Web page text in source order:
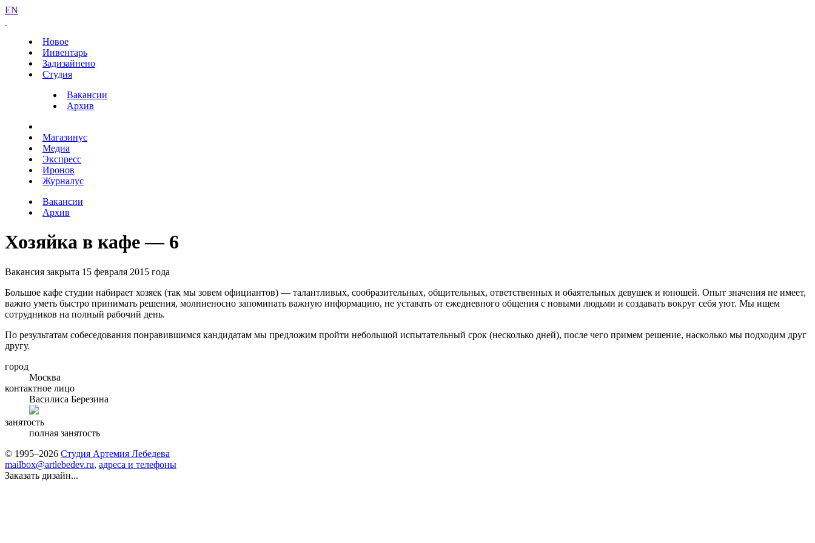
EN
Новое
Инвентарь
Задизайнено
Студия
Вакансии
Архив
Магазинус
Медиа
Экспресс
Иронов
Журналус
Вакансии
Архив
Хозяйка в кафе — 6
Вакансия закрыта 15 февраля 2015 года
Большое кафе студии набирает хозяек (так мы зовем официантов) — талантливых, сообразительных, общительных, ответственных и обаятельных девушек и юношей. Опыт значения не имеет,
важно уметь быстро принимать решения, молниеносно запоминать важную информацию, не уставать от ежедневного общения с новыми людьми и создавать вокруг себя уют. Мы ищем
сотрудников на полный рабочий день.
По результатам собеседования понравившимся кандидатам мы предложим пройти небольшой испытательный срок (несколько дней), после чего примем решение, насколько мы подходим друг
другу.
город
Москва
контактное лицо
Василиса Березина
занятость
полная занятость
© 1995–2026 Студия Артемия Лебедева
mailbox@artlebedev.ru, адреса и телефоны
Заказать дизайн...